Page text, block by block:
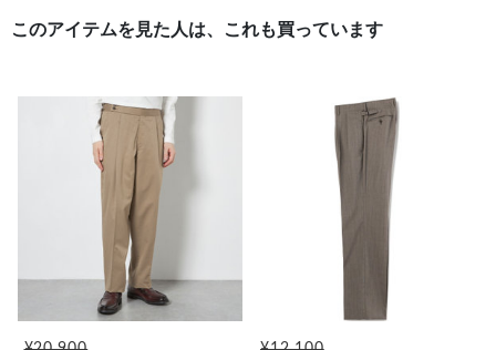
このアイテムを見た人は、これも買っています